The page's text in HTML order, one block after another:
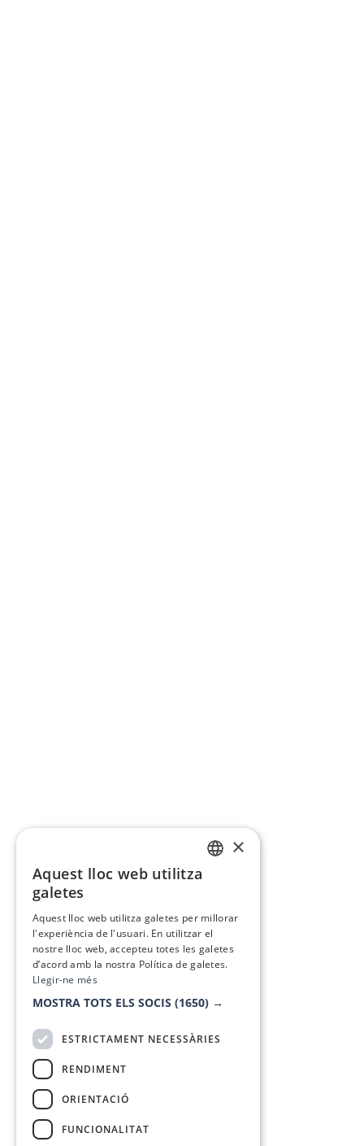
×
Aquest lloc web utilitza
galetes
Aquest lloc web utilitza galetes per millorar
l'experiència de l'usuari. En utilitzar el
nostre lloc web, accepteu totes les galetes
d’acord amb la nostra Política de galetes.
Llegir-ne més
MOSTRA TOTS ELS SOCIS (1650) →
ESTRICTAMENT NECESSÀRIES
RENDIMENT
ORIENTACIÓ
FUNCIONALITAT